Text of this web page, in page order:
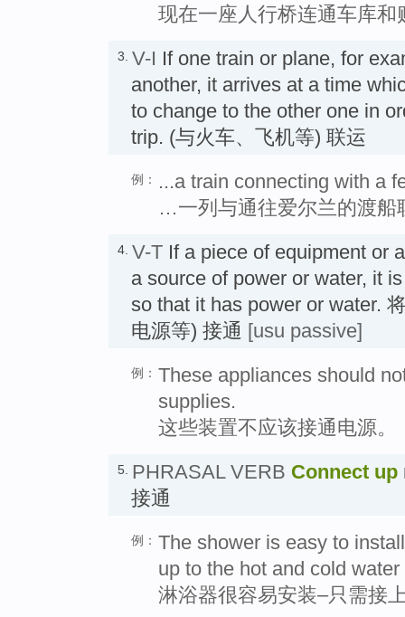
现在一座人行桥连通车库和
3. V-I If one train or plane, for
another, it arrives at a time
to change to the other one in
trip. (与火车、飞机等) 联运
例：
...a train connecting with a
…一列与通往爱尔兰的渡船
4. V-T If a piece of equipment or
a source of power or water, it
so that it has power or water.
电源等) 接通 [usu passive]
例： These appliances should
supplies.
这些装置不应该接通电源。
5. PHRASAL VERB Connect up
接通
例： The shower is easy to
up to the hot and cold water
淋浴器很容易安装–只需接